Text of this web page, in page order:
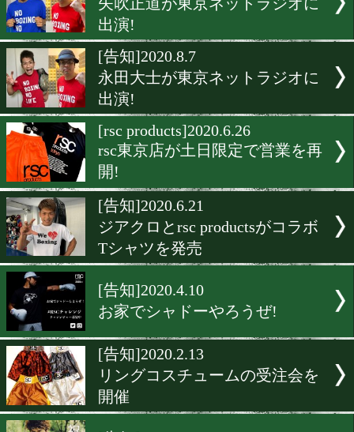
[告知]2020.10.7
東京ネットラジオ今月のゲ
は佐川遼!
[rscproducts]2020.9.24
rsc products大阪に潜入!
[告知]2020.9.3
矢吹正道が東京ネットラジ
出演!
[告知]2020.8.7
永田大士が東京ネットラジ
出演!
[rsc products]2020.6.26
rsc東京店が土日限定で営
開!